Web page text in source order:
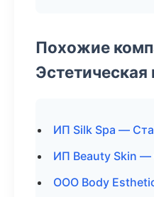
Похожие
Эстетическая
ИП Silk Spa —
ИП Beauty Skin —
ООО Body